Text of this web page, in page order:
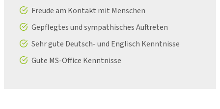
Freude am Kontakt mit Menschen
Gepflegtes und sympathisches Auftreten
Sehr gute Deutsch- und Englisch Kenntnisse
Gute MS-Office Kenntnisse